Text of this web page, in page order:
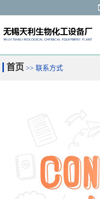
关于我们
首页 >> 联系方式